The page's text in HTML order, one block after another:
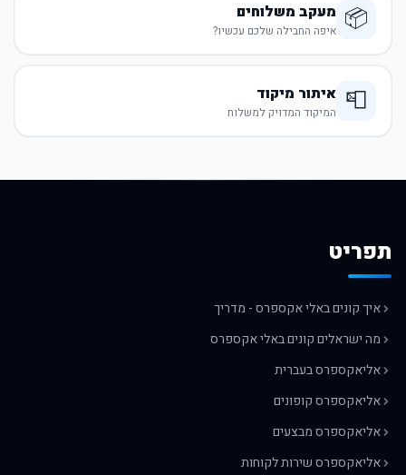
📦 מעקב משלוחים
איפה החבילה שלכם עכשיו?
📮 איתור מיקוד
המיקוד המדויק למשלוח
תפריט
איך קונים באלי אקספרס - מדריך
מה ישראלים קונים באלי אקספרס
אליאקספרס בעברית
אליאקספרס קופונים
אליאקספרס מבצעים
אליאקספרס שירות לקוחות